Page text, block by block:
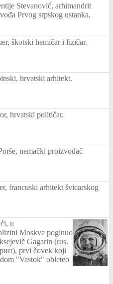
Stevanović, arhimandrit
Prvog srpskog ustanka.
škotski hemičar i fizičar.
hrvatski arhitekt.
hrvatski političar.
nemački proizvođač
francuski arhitekt švicarskog
u
Moskve poginuo
Gagarin (rus.
prvi čovek koji
"Vastok" obleteo